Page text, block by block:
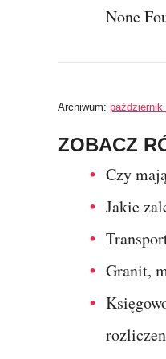
None
Archiwum: październik
ZOBACZ
Czy
Jakie
Granit,